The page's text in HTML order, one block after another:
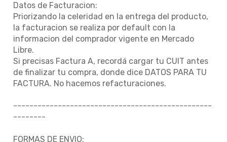
Datos de Facturacion:
Priorizando la celeridad en la entrega del producto,
la facturacion se realiza por default con la
informacion del comprador vigente en Mercado
Libre.
Si precisas Factura A, recordá cargar tu CUIT antes
de finalizar tu compra, donde dice DATOS PARA TU
FACTURA. No hacemos refacturaciones.
-------------------------------------------------
--------
FORMAS DE ENVIO: